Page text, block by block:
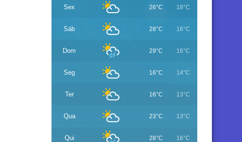
Sex 26°C 18°C
Sáb 28°C 16°C
Dom 29°C 16°C
Seg 16°C 14°C
Ter 16°C 13°C
Qua 23°C 13°C
Qui 28°C 16°C